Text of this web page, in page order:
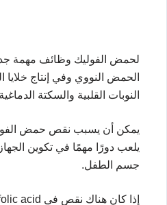
لحمض الفوليك وظائف مهمة جدا
الحمض النووي وفي إنتاج خلايا
النوبات القلبية والسكتة
يمكن أن يسبب نقص حمض
يلعب دورًا مهمًا في تكوين
جسم الطفل.